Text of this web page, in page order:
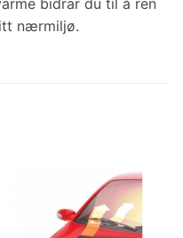
nærmiljø.